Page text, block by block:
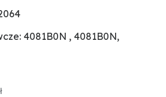
4081B0N , 4081B0N,